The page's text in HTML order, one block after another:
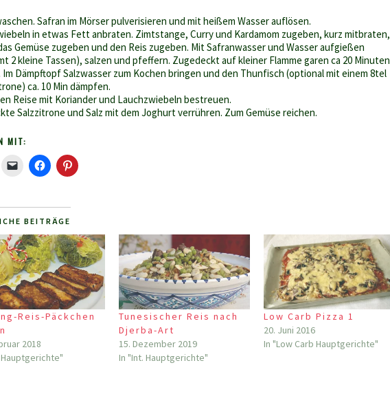
Safran im Mörser pulverisieren und mit heißem Wasser auflösen.
in etwas Fett anbraten. Zimtstange, Curry und Kardamom zugeben, kurz mitbraten,
Gemüse zugeben und den Reis zugeben. Mit Safranwasser und Wasser aufgießen
2 kleine Tassen), salzen und pfeffern. Zugedeckt auf kleiner Flamme garen ca 20 Minuten
Im Dämpftopf Salzwasser zum Kochen bringen und den Thunfisch (optional mit einem 8tel
ca. 10 Min dämpfen.
Reise mit Koriander und Lauchzwiebeln bestreuen.
Salzzitrone und Salz mit dem Joghurt verrühren. Zum Gemüse reichen.
MIT:
BEITRÄGE
Reis-Päckchen
2018
Hauptgerichte"
Tunesischer Reis nach
Djerba-Art
15. Dezember 2019
In "Int. Hauptgerichte"
Low Carb Pizza 1
20. Juni 2016
In "Low Carb Hauptgerichte"